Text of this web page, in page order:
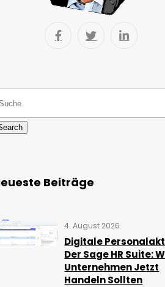
Beiträge
4. August 2026
Digitale
Der Sage HR Suite:
Unternehmen Jetzt
Handeln Sollten